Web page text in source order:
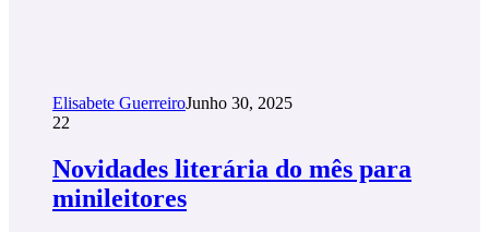
Elisabete GuerreiroJunho 30, 2025
22
Novidades literária do mês para
minileitores